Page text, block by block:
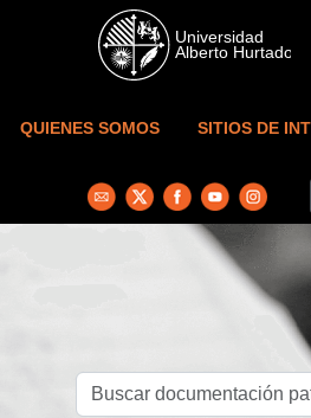
Skip to main content
QUIENES SOMOS SITIOS DE